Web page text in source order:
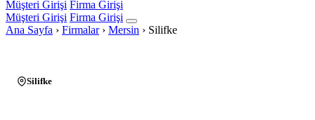
Müşteri Girişi Firma Girişi
Müşteri Girişi Firma Girişi
Ana Sayfa › Firmalar › Mersin › Silifke
Silifke